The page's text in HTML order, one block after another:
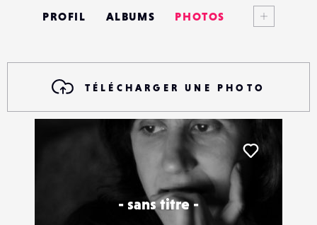
PROFIL ALBUMS PHOTOS
CONTACTS
ÉVÉNEMENTS
FAVORIS
TÉLÉCHARGER UNE PHOTO
- sans titre -